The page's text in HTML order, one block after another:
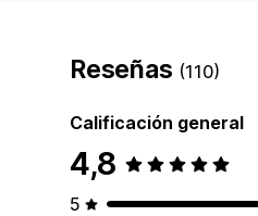
Reseñas (110)
Calificación general
4,8
5